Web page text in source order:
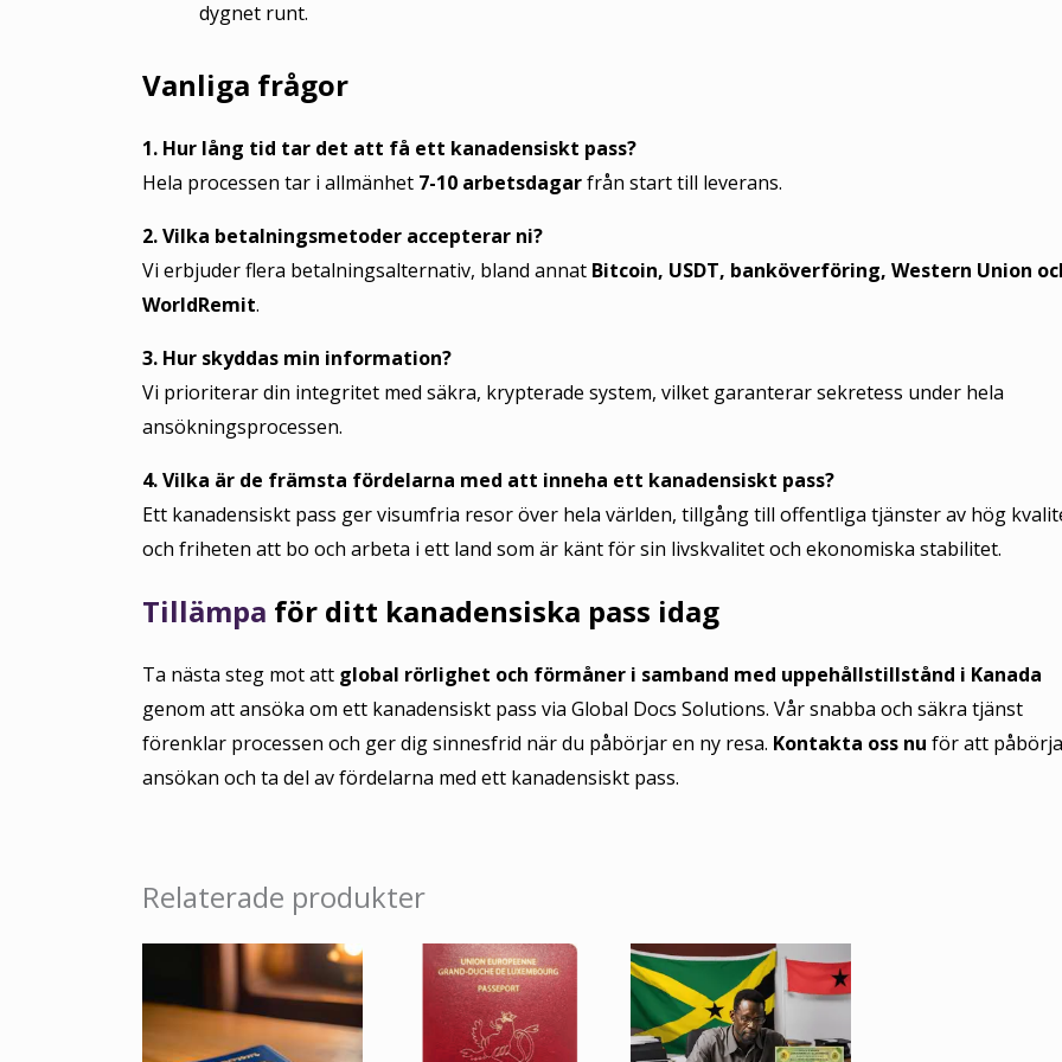
dygnet runt.
Vanliga frågor
1. Hur lång tid tar det att få ett kanadensiskt pass?
Hela processen tar i allmänhet 7-10 arbetsdagarfrån start till leverans.
2. Vilka betalningsmetoder accepterar ni?
Vi erbjuder flera betalningsalternativ, bland annat Bitcoin, USDT, banköverföring, Western Union
WorldRemit.
3. Hur skyddas min information?
Vi prioriterar din integritet med säkra, krypterade system, vilket garanterar sekretess under hela
ansökningsprocessen.
4. Vilka är de främsta fördelarna med att inneha ett kanadensiskt pass?
Ett kanadensiskt pass ger visumfria resor över hela världen, tillgång till offentliga tjänster av hög
och friheten att bo och arbeta i ett land som är känt för sin livskvalitet och ekonomiska stabilitet.
Tillämpa för ditt kanadensiska pass idag
Ta nästa steg mot att global rörlighet och förmåner i samband med uppehållstillstånd i Kanada
genom att ansöka om ett kanadensiskt pass via Global Docs Solutions. Vår snabba och säkra tjänst
förenklar processen och ger dig sinnesfrid när du påbörjar en ny resa. Kontakta oss nu för att
ansökan och ta del av fördelarna med ett kanadensiskt pass.
Relaterade produkter